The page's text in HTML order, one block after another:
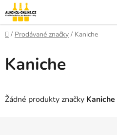
Přejít
na
obsah
Domů
/ Prodávané značky / Kaniche
Kaniche
Žádné produkty značky Kaniche